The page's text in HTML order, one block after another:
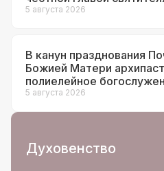
Контакты
митрополита
5 августа 2026
В канун празднования
Божией Матери
полиелейное
кафедральном соборе в
5 августа 2026
Духовенство